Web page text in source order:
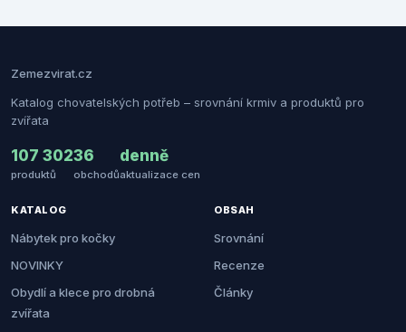
Zemezvirat.cz
Katalog chovatelských potřeb – srovnání krmiv a produktů pro
zvířata
107 302
produktů
36
obchodů
denně
aktualizace cen
KATALOG
Nábytek pro kočky
NOVINKY
Obydlí a klece pro drobná
zvířata
OBSAH
Srovnání
Recenze
Články